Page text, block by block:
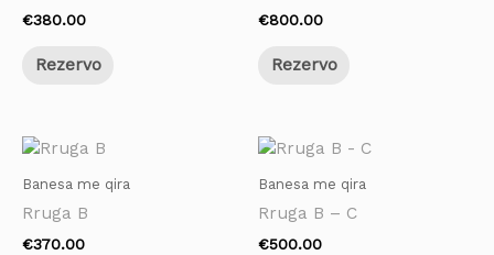
€380.00
Rezervo
€800.00
Rezervo
Banesa me qira
Rruga B
€370.00
Banesa me qira
Rruga B – C
€500.00